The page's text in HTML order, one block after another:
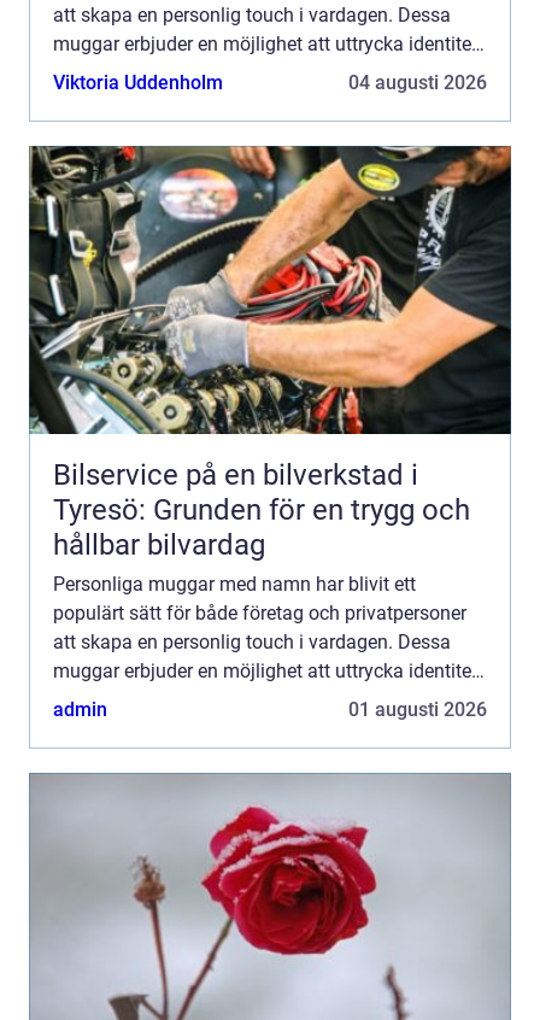
att skapa en personlig touch i vardagen. Dessa
muggar erbjuder en möjlighet att uttrycka identitet
och tillhörighet, vare ...
Viktoria Uddenholm 04 augusti 2026
Bilservice på en bilverkstad i
Tyresö: Grunden för en trygg och
hållbar bilvardag
Personliga muggar med namn har blivit ett
populärt sätt för både företag och privatpersoner
att skapa en personlig touch i vardagen. Dessa
muggar erbjuder en möjlighet att uttrycka identitet
och tillhörighet, vare ...
admin 01 augusti 2026